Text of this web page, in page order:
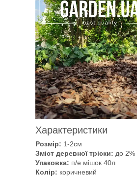
Характеристики
Розмір: 1-2см
Зміст деревної тріски: до 2%
Упаковка: п/е мішок 40л
Колір: коричневий